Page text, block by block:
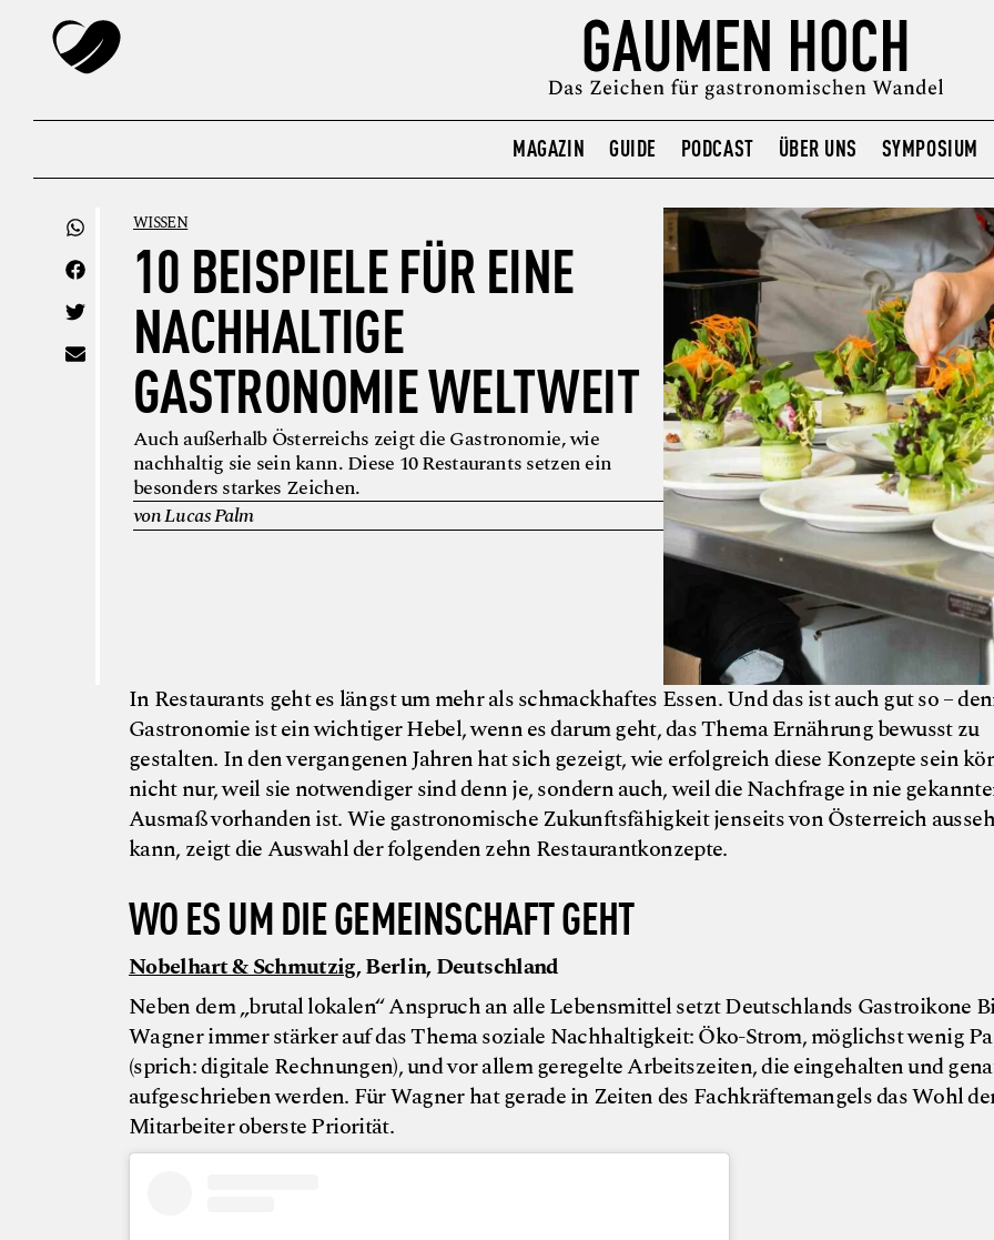
MAGAZIN GUIDE PODCAST ÜBER UNS SYMPOSIUM
WISSEN
10 BEISPIELE FÜR EINE
NACHHALTIGE
GASTRONOMIE WELTWEIT
Auch außerhalb Österreichs zeigt die Gastronomie, wie
nachhaltig sie sein kann. Diese 10 Restaurants setzen ein
besonders starkes Zeichen.
von Lucas Palm
In Restaurants geht es längst um mehr als schmackhaftes Essen. Und das ist auch gut so –
Gastronomie ist ein wichtiger Hebel, wenn es darum geht, das Thema Ernährung bewusst zu
gestalten. In den vergangenen Jahren hat sich gezeigt, wie erfolgreich diese Konzepte sein
nicht nur, weil sie notwendiger sind denn je, sondern auch, weil die Nachfrage in nie
Ausmaß vorhanden ist. Wie gastronomische Zukunftsfähigkeit jenseits von Österreich
kann, zeigt die Auswahl der folgenden zehn Restaurantkonzepte.
WO ES UM DIE GEMEINSCHAFT GEHT
Nobelhart & Schmutzig, Berlin, Deutschland
Neben dem „brutal lokalen“ Anspruch an alle Lebensmittel setzt Deutschlands Gastroikone
Wagner immer stärker auf das Thema soziale Nachhaltigkeit: Öko-Strom, möglichst wenig
(sprich: digitale Rechnungen), und vor allem geregelte Arbeitszeiten, die eingehalten und
aufgeschrieben werden. Für Wagner hat gerade in Zeiten des Fachkräftemangels das Wohl
Mitarbeiter oberste Priorität.